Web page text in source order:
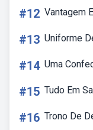
#12 Vantagem
#13 Uniforme
#14 Uma
#15 Tudo Em
#16 Trono De